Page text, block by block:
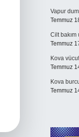
Vapur
Temmuz
Cilt bakım
Temmuz
Kova
Temmuz
Kova
Temmuz